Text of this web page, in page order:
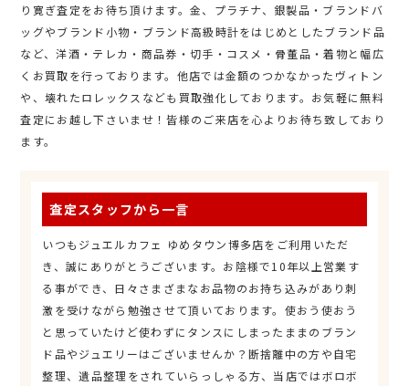
り寛ぎ査定をお待ち頂けます。金、プラチナ、銀製品・ブランドバ
ッグやブランド小物・ブランド高級時計をはじめとしたブランド品
など、洋酒・テレカ・商品券・切手・コスメ・骨董品・着物と幅広
くお買取を行っております。他店では金額のつかなかったヴィトン
や、壊れたロレックスなども買取強化しております。お気軽に無料
査定にお越し下さいませ！皆様のご来店を心よりお待ち致しており
ます。
査定スタッフから一言
いつもジュエルカフェ ゆめタウン博多店をご利用いただ
き、誠にありがとうございます。お陰様で10年以上営業す
る事ができ、日々さまざまなお品物のお持ち込みがあり刺
激を受けながら勉強させて頂いております。使おう使おう
と思っていたけど使わずにタンスにしまったままのブラン
ド品やジュエリーはございませんか？断捨離中の方や自宅
整理、遺品整理をされていらっしゃる方、当店ではボロボ